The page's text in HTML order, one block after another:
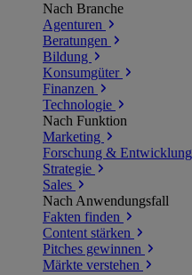
Nach Branche
Agenturen
Beratungen
Bildung
Konsumgüter
Finanzen
Technologie
Nach Funktion
Marketing
Forschung & Entwicklung
Strategie
Sales
Nach Anwendungsfall
Fakten finden
Content stärken
Pitches gewinnen
Märkte verstehen